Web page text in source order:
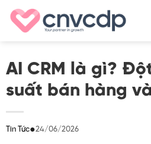
Skip
AI CRM là gì?
suất bán hàng
Tin Tức●24/06/2026